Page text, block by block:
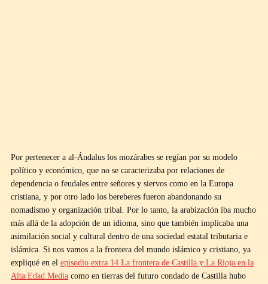
Por pertenecer a al-Ándalus los mozárabes se regían por su modelo
político y económico, que no se caracterizaba por relaciones de
dependencia o feudales entre señores y siervos como en la Europa
cristiana, y por otro lado los bereberes fueron abandonando su
nomadismo y organización tribal. Por lo tanto, la arabización iba mucho
más allá de la adopción de un idioma, sino que también implicaba una
asimilación social y cultural dentro de una sociedad estatal tributaria e
islámica. Si nos vamos a la frontera del mundo islámico y cristiano, ya
expliqué en el episodio extra 14 La frontera de Castilla y La Rioja en la
Alta Edad Media como en tierras del futuro condado de Castilla hubo